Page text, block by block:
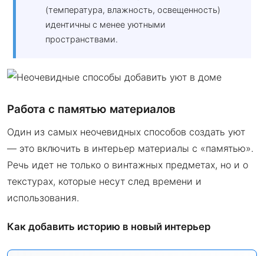
(температура, влажность, освещенность)
идентичны с менее уютными
пространствами.
Работа с памятью материалов
Один из самых неочевидных способов создать уют
— это включить в интерьер материалы с «памятью».
Речь идет не только о винтажных предметах, но и о
текстурах, которые несут след времени и
использования.
Как добавить историю в новый интерьер